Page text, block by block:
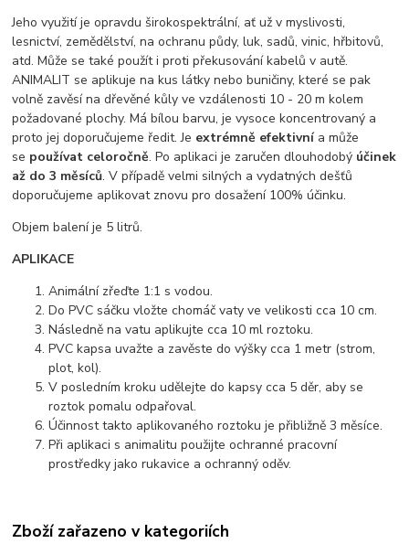
Jeho využití je opravdu širokospektrální, ať už v myslivosti,
lesnictví, zemědělství, na ochranu půdy, luk, sadů, vinic, hřbitovů,
atd.Může se také použít i proti překusování kabelů v autě.
ANIMALIT se aplikuje na kus látky nebo buničiny, které se pak
volně zavěsí na dřevěné kůly ve vzdálenosti 10 - 20 m kolem
požadované plochy.Má bílou barvu, je vysoce koncentrovaný a
proto jej doporučujeme ředit.Je extrémně efektivnía může
se používat celoročně.Po aplikaci je zaručen dlouhodobý účinek
až do 3 měsíců.V případě velmi silných a vydatných dešťů
doporučujeme aplikovat znovu pro dosažení 100% účinku.
Objem balení je 5 litrů.
APLIKACE
Animální zřeďte 1:1 s vodou.
Do PVC sáčku vložte chomáč vaty ve velikosti cca 10 cm.
Následně na vatu aplikujte cca 10 ml roztoku.
PVC kapsa uvažte a zavěste do výšky cca 1 metr (strom,
plot, kol).
V posledním kroku udělejte do kapsy cca 5 děr, aby se
roztok pomalu odpařoval.
Účinnost takto aplikovaného roztoku je přibližně 3 měsíce.
Při aplikaci s animalitu použijte ochranné pracovní
prostředky jako rukavice a ochranný oděv.
Zboží zařazeno v kategoriích